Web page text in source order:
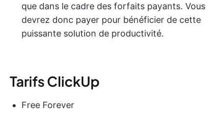
que dans le cadre des forfaits payants. Vous
devrez donc payer pour bénéficier de cette
puissante solution de productivité.
Tarifs ClickUp
Free Forever